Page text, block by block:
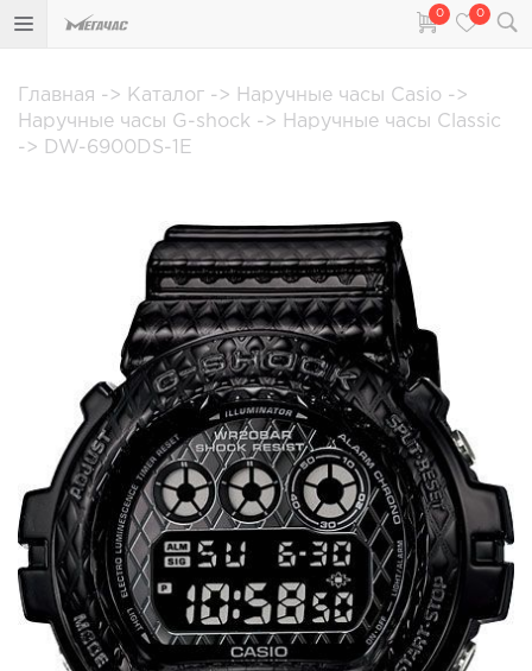
0 0
Главная -> Каталог -> Наручные часы Casio ->
Наручные часы G-shock -> Наручные часы Classic
-> DW-6900DS-1E